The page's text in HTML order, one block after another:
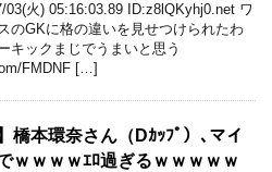
03(火) 05:16:03.89 ID:z8lQKyhj0.net ワ
のGKに格の違いを見せつけられたわ
キックまじでうまいと思う
FMDNF […]
橋本環奈さん（Dｶｯﾌﾟ）､マイ
ｗｗｗｗｴﾛ過ぎるｗｗｗｗｗ